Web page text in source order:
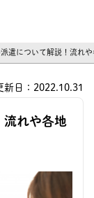
遣について解説！流れ
新日：2022.10.31
流れや各地